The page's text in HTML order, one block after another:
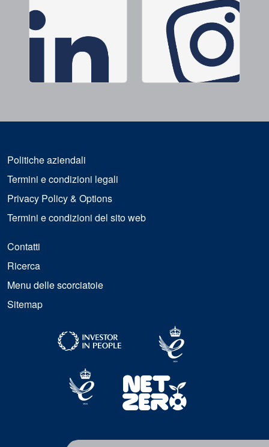
Politiche aziendali
Termini e condizioni legali
Privacy Policy & Options
Termini e condizioni del sito web
Contatti
Ricerca
Menu delle scorciatoie
Sitemap